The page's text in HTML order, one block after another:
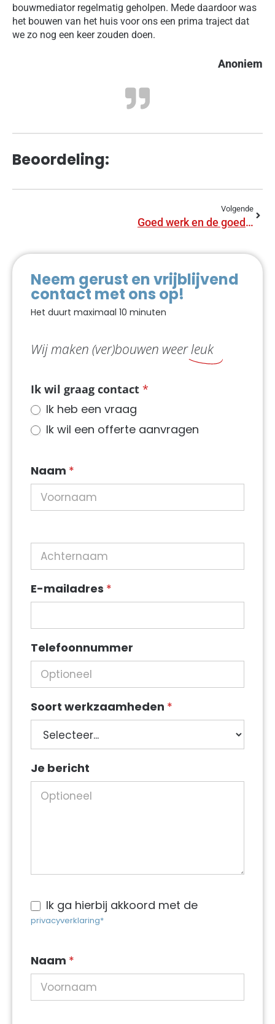
bouwmediator regelmatig geholpen. Mede daardoor was
het bouwen van het huis voor ons een prima traject dat
we zo nog een keer zouden doen.
Anoniem
Beoordeling:
Volgende
Goed werk en de goede contacten!
Neem gerust en vrijblijvend
contact met ons op!
Het duurt maximaal 10 minuten
Wij maken (ver)bouwen weerleuk
NIEUW
Contact
dynamisch
in
Ik wil graag contact *
Ik heb een vraag
Ik wil een offerte aanvragen
Naam *
E-mailadres *
Telefoonnummer
Soort werkzaamheden *
werkzaamheden
Je bericht
Ik ga hierbij akkoord met de
privacyverklaring*
Naam *